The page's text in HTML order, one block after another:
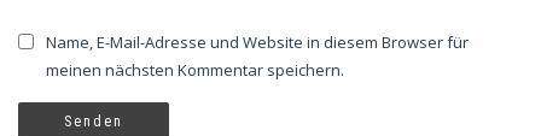
Name, E-Mail-Adresse und Website in diesem Browser für
meinen nächsten Kommentar speichern.